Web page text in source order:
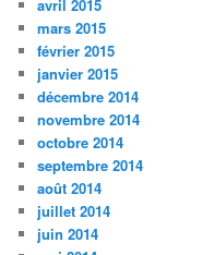
avril 2015
mars 2015
février 2015
janvier 2015
décembre 2014
novembre 2014
octobre 2014
septembre 2014
août 2014
juillet 2014
juin 2014